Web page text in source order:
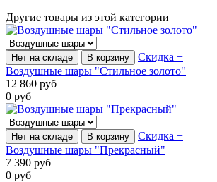
Другие товары из этой категории
Нет на складе В корзину
Скидка +
Воздушные шары "Стильное золото"
12 860 руб
0 руб
Нет на складе В корзину
Скидка +
Воздушные шары "Прекрасный"
7 390 руб
0 руб